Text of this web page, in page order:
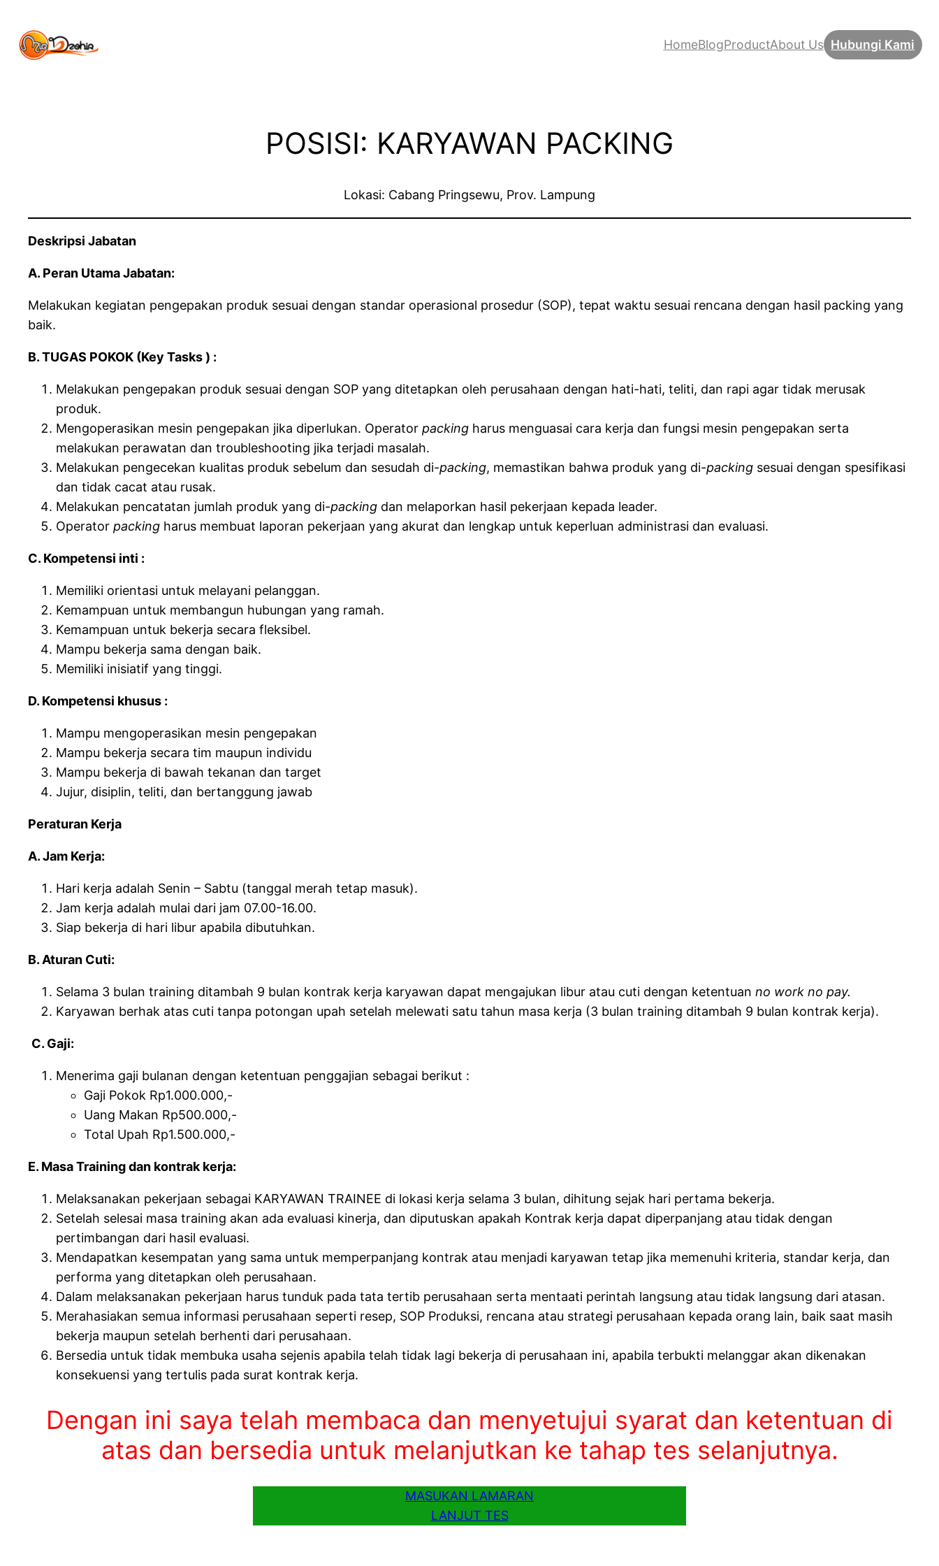
HomeBlogProductAbout Us Hubungi Kami
POSISI: KARYAWAN PACKING
Lokasi: Cabang Pringsewu, Prov. Lampung
Deskripsi Jabatan
A. Peran Utama Jabatan:
Melakukan kegiatan pengepakan produk sesuai dengan standar operasional prosedur (SOP), tepat waktu sesuai rencana dengan hasil packing yang
baik.
B. TUGAS POKOK (Key Tasks ) :
Melakukan pengepakan produk sesuai dengan SOP yang ditetapkan oleh perusahaan dengan hati-hati, teliti, dan rapi agar tidak merusak
produk.
Mengoperasikan mesin pengepakan jika diperlukan. Operator packing harus menguasai cara kerja dan fungsi mesin pengepakan serta
melakukan perawatan dan troubleshooting jika terjadi masalah.
Melakukan pengecekan kualitas produk sebelum dan sesudah di-packing, memastikan bahwa produk yang di-packing sesuai dengan spesifikasi
dan tidak cacat atau rusak.
Melakukan pencatatan jumlah produk yang di-packing dan melaporkan hasil pekerjaan kepada leader.
Operator packing harus membuat laporan pekerjaan yang akurat dan lengkap untuk keperluan administrasi dan evaluasi.
C. Kompetensi inti :
Memiliki orientasi untuk melayani pelanggan.
Kemampuan untuk membangun hubungan yang ramah.
Kemampuan untuk bekerja secara fleksibel.
Mampu bekerja sama dengan baik.
Memiliki inisiatif yang tinggi.
D. Kompetensi khusus :
Mampu mengoperasikan mesin pengepakan
Mampu bekerja secara tim maupun individu
Mampu bekerja di bawah tekanan dan target
Jujur, disiplin, teliti, dan bertanggung jawab
Peraturan Kerja
A. Jam Kerja:
Hari kerja adalah Senin – Sabtu (tanggal merah tetap masuk).
Jam kerja adalah mulai dari jam 07.00-16.00.
Siap bekerja di hari libur apabila dibutuhkan.
B. Aturan Cuti:
Selama 3 bulan training ditambah 9 bulan kontrak kerja karyawan dapat mengajukan libur atau cuti dengan ketentuan no work no pay.
Karyawan berhak atas cuti tanpa potongan upah setelah melewati satu tahun masa kerja (3 bulan training ditambah 9 bulan kontrak kerja).
C. Gaji:
Menerima gaji bulanan dengan ketentuan penggajian sebagai berikut :
Gaji Pokok Rp1.000.000,-
Uang Makan Rp500.000,-
Total Upah Rp1.500.000,-
E. Masa Training dan kontrak kerja:
Melaksanakan pekerjaan sebagai KARYAWAN TRAINEE di lokasi kerja selama 3 bulan, dihitung sejak hari pertama bekerja.
Setelah selesai masa training akan ada evaluasi kinerja, dan diputuskan apakah Kontrak kerja dapat diperpanjang atau tidak dengan
pertimbangan dari hasil evaluasi.
Mendapatkan kesempatan yang sama untuk memperpanjang kontrak atau menjadi karyawan tetap jika memenuhi kriteria, standar kerja, dan
performa yang ditetapkan oleh perusahaan.
Dalam melaksanakan pekerjaan harus tunduk pada tata tertib perusahaan serta mentaati perintah langsung atau tidak langsung dari atasan.
Merahasiakan semua informasi perusahaan seperti resep, SOP Produksi, rencana atau strategi perusahaan kepada orang lain, baik saat masih
bekerja maupun setelah berhenti dari perusahaan.
Bersedia untuk tidak membuka usaha sejenis apabila telah tidak lagi bekerja di perusahaan ini, apabila terbukti melanggar akan dikenakan
konsekuensi yang tertulis pada surat kontrak kerja.
Dengan ini saya telah membaca dan menyetujui syarat dan ketentuan di
atas dan bersedia untuk melanjutkan ke tahap tes selanjutnya.
MASUKAN LAMARAN
LANJUT TES